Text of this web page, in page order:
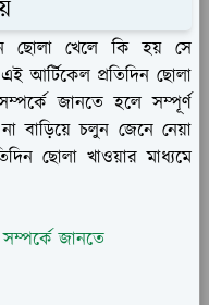
ছোলা খেলে কি হয় সে
আর্টিকেল প্রতিদিন ছোলা
জানতে হলে সম্পূর্ণ
বাড়িয়ে চলুন জেনে নেয়া
ছোলা খাওয়ার মাধ্যমে
জানতে